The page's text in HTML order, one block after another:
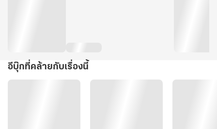
อีบุ๊กที่คล้ายกับเรื่องนี้